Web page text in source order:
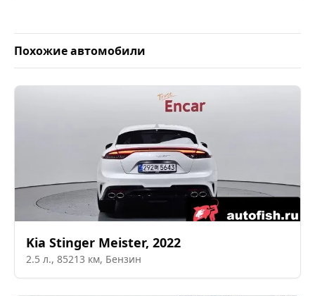
Похожие автомобили
Kia Stinger Meister, 2022
2.5 л., 85213 км, Бензин